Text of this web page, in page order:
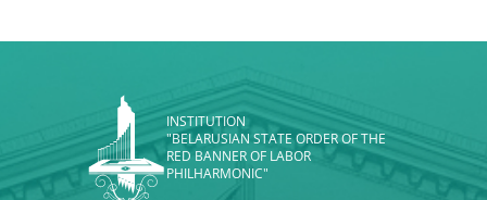
INSTITUTION
"BELARUSIAN STATE ORDER OF THE
RED BANNER OF LABOR
PHILHARMONIC"